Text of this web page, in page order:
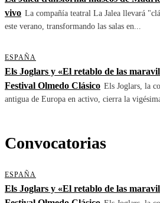
vivo La compañía teatral La Jalea llevará
este verano, transformando las salas en...
ESPAÑA
Els Joglars y «El retablo de las
Festival Olmedo Clásico Els Joglars, la
antigua de Europa en activo, cierra la
Convocatorias
ESPAÑA
Els Joglars y «El retablo de las